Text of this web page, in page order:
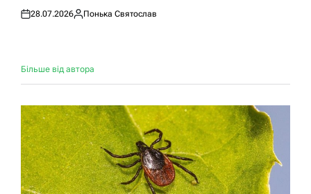
Оприлюднено
28.07.2026
Опубліковано
Понька Святослав
Більше від автора